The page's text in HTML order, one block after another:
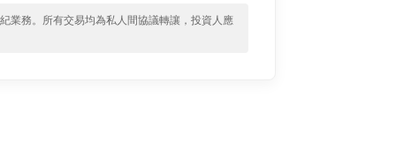
業務。所有交易均為私人間協議轉讓，投資人應